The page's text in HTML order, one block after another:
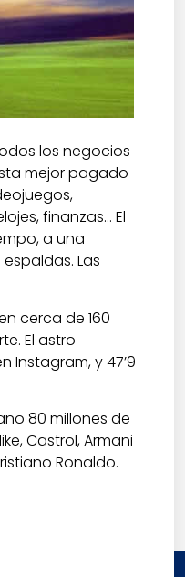
los negocios
mejor pagado
finanzas… El
a una
Las
cerca de 160
El astro
Instagram, y 47’9
80 millones de
Castrol, Armani
Ronaldo.